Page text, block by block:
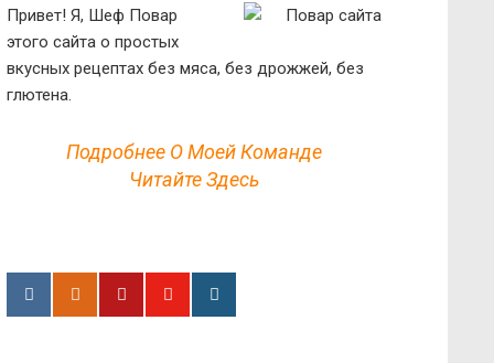
Привет! Я, Шеф Повар
этого сайта о простых
вкусных рецептах без мяса, без дрожжей, без
глютена.
Подробнее О Моей Команде
Читайте Здесь